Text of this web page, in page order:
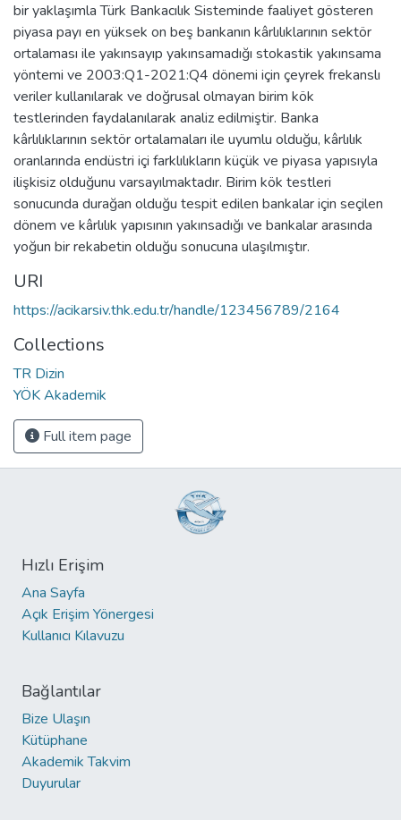
bir yaklaşımla Türk Bankacılık Sisteminde faaliyet gösteren
piyasa payı en yüksek on beş bankanın kârlılıklarının sektör
ortalaması ile yakınsayıp yakınsamadığı stokastik yakınsama
yöntemi ve 2003:Q1-2021:Q4 dönemi için çeyrek frekanslı
veriler kullanılarak ve doğrusal olmayan birim kök
testlerinden faydalanılarak analiz edilmiştir. Banka
kârlılıklarının sektör ortalamaları ile uyumlu olduğu, kârlılık
oranlarında endüstri içi farklılıkların küçük ve piyasa yapısıyla
ilişkisiz olduğunu varsayılmaktadır. Birim kök testleri
sonucunda durağan olduğu tespit edilen bankalar için seçilen
dönem ve kârlılık yapısının yakınsadığı ve bankalar arasında
yoğun bir rekabetin olduğu sonucuna ulaşılmıştır.
URI
https://acikarsiv.thk.edu.tr/handle/123456789/2164
Collections
TR Dizin
YÖK Akademik
Full item page
Hızlı Erişim
Ana Sayfa
Açık Erişim Yönergesi
Kullanıcı Kılavuzu
Bağlantılar
Bize Ulaşın
Kütüphane
Akademik Takvim
Duyurular